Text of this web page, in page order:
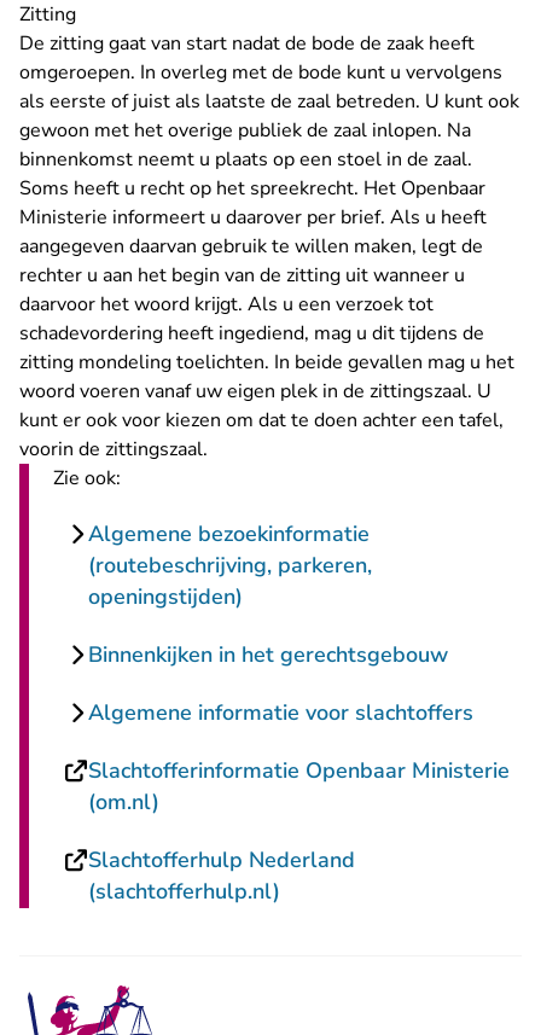
Zitting
De zitting gaat van start nadat de bode de zaak heeft
omgeroepen. In overleg met de bode kunt u vervolgens
als eerste of juist als laatste de zaal betreden. U kunt ook
gewoon met het overige publiek de zaal inlopen. Na
binnenkomst neemt u plaats op een stoel in de zaal.
Soms heeft u recht op het spreekrecht. Het Openbaar
Ministerie informeert u daarover per brief. Als u heeft
aangegeven daarvan gebruik te willen maken, legt de
rechter u aan het begin van de zitting uit wanneer u
daarvoor het woord krijgt. Als u een verzoek tot
schadevordering heeft ingediend, mag u dit tijdens de
zitting mondeling toelichten. In beide gevallen mag u het
woord voeren vanaf uw eigen plek in de zittingszaal. U
kunt er ook voor kiezen om dat te doen achter een tafel,
voorin de zittingszaal.
Zie ook:
Algemene bezoekinformatie
(routebeschrijving, parkeren,
openingstijden)
Binnenkijken in het gerechtsgebouw
Algemene informatie voor slachtoffers
Slachtofferinformatie Openbaar Ministerie
(om.nl)
Slachtofferhulp Nederland
(slachtofferhulp.nl)